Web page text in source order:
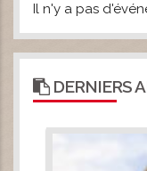
Il n'y a pas
DERNIERS